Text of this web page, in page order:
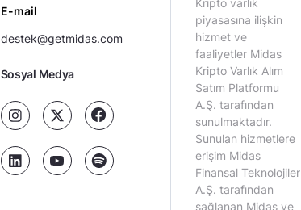
E-mail
destek@getmidas.com
Sosyal Medya
piyasasına ilişkin
hizmet ve
faaliyetler Midas
Kripto Varlık Alım
Satım Platformu
A.Ş. tarafından
sunulmaktadır.
Sunulan hizmetlere
erişim Midas
Finansal Teknolojiler
A.Ş. tarafından
sağlanan Midas ve